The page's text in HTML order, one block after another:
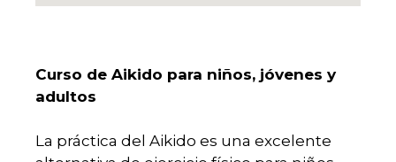
Curso de Aikido para niños, jóvenes y
adultos
La práctica del Aikido es una excelente